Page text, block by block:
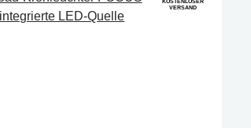
KOSTENLOSER
VERSAND